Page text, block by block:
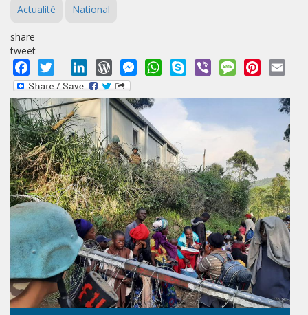
Actualité National
share
tweet
Facebook
Twitter LinkedInWordPressMessengerWhatsApp
Skype Viber MessagePinterest